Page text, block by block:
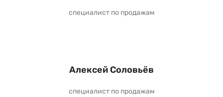
специалист по продажам
Алексей Соловьёв
специалист по продажам